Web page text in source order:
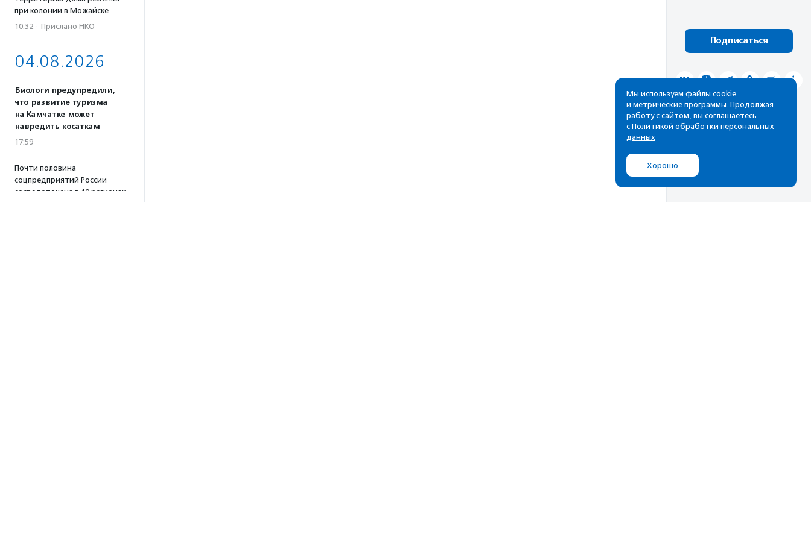
при колонии в Можайске
10:32 · Прислано НКО
04.08.2026
Биологи предупредили,
что развитие туризма
на Камчатке может
навредить косаткам
17:59
Почти половина
соцпредприятий России
сосредоточена в 10 регионах
Подписаться
Мы используем файлы cookie
и метрические программы. Продолжая
работу с сайтом, вы соглашаетесь
с Политикой обработки персональных
данных
Хорошо